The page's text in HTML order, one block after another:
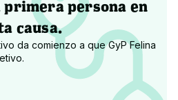
a la sociedad de vivir en
y practicar el bienestar animal.
la recaudación?
primera persona en
causa.
da comienzo a queGyP Felina